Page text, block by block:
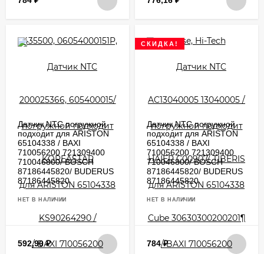
Датчик NTC погружной
подходит для ARISTON
65104338 / BAXI
710056200 721309400
710046800/ BOSCH
87186445820/ BUDERUS
87186445820
НЕТ В НАЛИЧИИ
592,90₽
СКИДКА!
Датчик NTC погружной
подходит для ARISTON
65104338 / BAXI
710056200 721309400
710046800/ BOSCH
87186445820/ BUDERUS
87186445820
НЕТ В НАЛИЧИИ
784₽